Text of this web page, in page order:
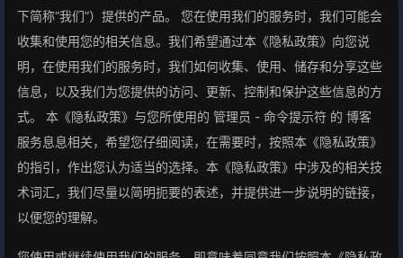
下简称“我们”）提供的产品。 您在使用我们的服务时，我们可能会
收集和使用您的相关信息。我们希望通过本《隐私政策》向您说
明，在使用我们的服务时，我们如何收集、使用、储存和分享这些
信息，以及我们为您提供的访问、更新、控制和保护这些信息的方
式。 本《隐私政策》与您所使用的 管理员 - 命令提示符 的 博客
服务息息相关，希望您仔细阅读，在需要时，按照本《隐私政策》
的指引，作出您认为适当的选择。本《隐私政策》中涉及的相关技
术词汇，我们尽量以简明扼要的表述，并提供进一步说明的链接，
以便您的理解。